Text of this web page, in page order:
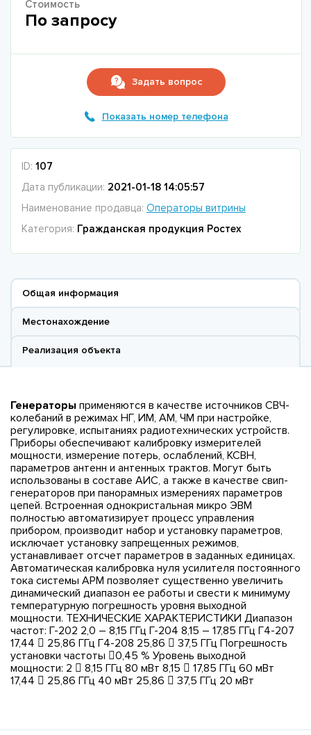
Стоимость
По запросу
Задать вопрос
Показать номер телефона
ID: 107
Дата публикации: 2021-01-18 14:05:57
Наименование продавца: Операторы витрины
Категория: Гражданская продукция Ростех
Общая информация
Местонахождение
Реализация объекта
Генераторы применяются в качестве источников СВЧ-
колебаний в режимах НГ, ИМ, АМ, ЧМ при настройке,
регулировке, испытаниях радиотехнических устройств.
Приборы обеспечивают калибровку измерителей
мощности, измерение потерь, ослаблений, КСВН,
параметров антенн и антенных трактов. Могут быть
использованы в составе АИС, а также в качестве свип-
генераторов при панорамных измерениях параметров
цепей. Встроенная однокристальная микро ЭВМ
полностью автоматизирует процесс управления
прибором, производит набор и установку параметров,
исключает установку запрещенных режимов,
устанавливает отсчет параметров в заданных единицах.
Автоматическая калибровка нуля усилителя постоянного
тока системы АРМ позволяет существенно увеличить
динамический диапазон ее работы и свести к минимуму
температурную погрешность уровня выходной
мощности. ТЕХНИЧЕСКИЕ ХАРАКТЕРИСТИКИ Диапазон
частот: Г-202 2,0 – 8,15 ГГц Г-204 8,15 – 17,85 ГГц Г4-207
17,44  25,86 ГГц Г4-208 25,86  37,5 ГГц Погрешность
установки частоты 0,45 % Уровень выходной
мощности: 2  8,15 ГГц 80 мВт 8,15  17,85 ГГц 60 мВт
17,44  25,86 ГГц 40 мВт 25,86  37,5 ГГц 20 мВт